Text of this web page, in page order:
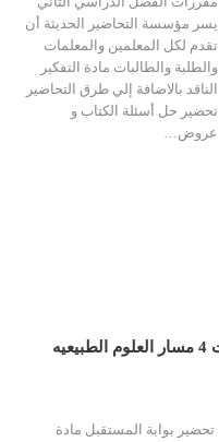
يسر مؤسسة التحاضير الحديثة أن
تقدم لكل المعلمين والمعلمات
والطلبة والطالبات مادة التفكير
الناقد بالاضافة إلي طرق التحاضير
تحضير حل أسئلة الكتاب و
عروض…
تحضير بوابة المستقبل مادة الرياضيات 4 مسار العلوم الطبيعيه
تحضير بوابة المستقبل مادة